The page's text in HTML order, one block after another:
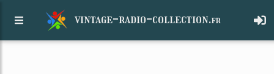
vintage-radio-collection.fr